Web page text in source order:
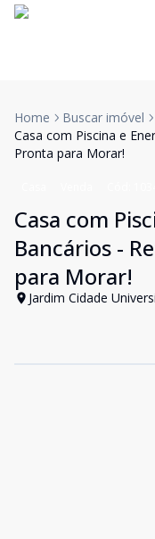
Home
Buscar imóvel
Casa com Piscina e
Pronta para Morar!
Casa com
Bancários -
para Morar!
Jardim Cidade